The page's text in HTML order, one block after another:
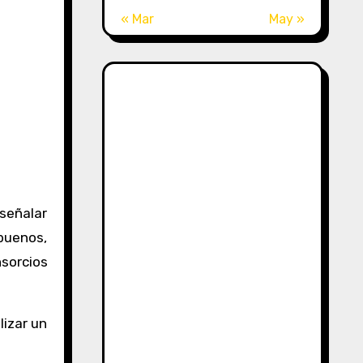
un
« Mar May »